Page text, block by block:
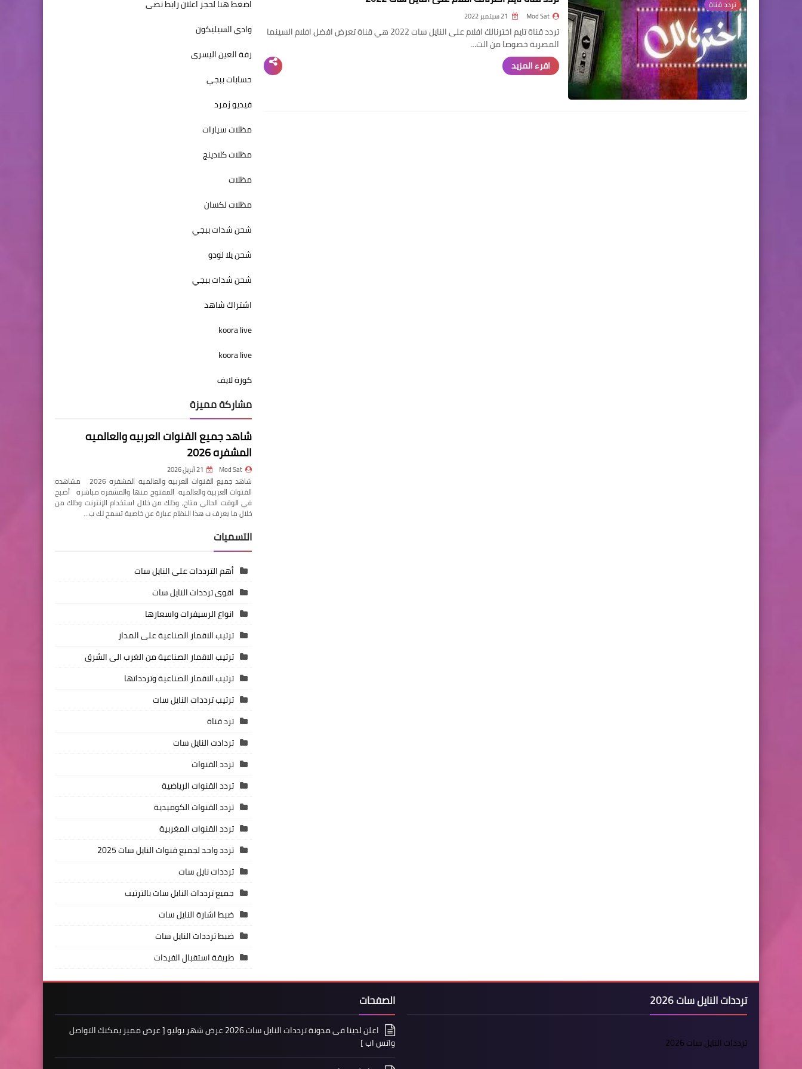
تردد قناة
Mod Sat
تردد قناة تايم اخترنالك افلام على النايل سات 2022 هي قناة تعرض افضل افلام السينما
المصرية خصوصا من الت…
اقرء المزيد
اضغط هنا لحجز اعلان رابط نصى
وادي السيليكون
رفة العين اليسرى
حسابات ببجي
فيديو زمرد
مظلات سيارات
مظلات كلادينج
مظلات
مظلات لكسان
شحن شدات ببجي
شحن يلا لودو
شحن شدات ببجي
اشتراك شاهد
koora live
koora live
كورة لايف
مشاركة مميزة
شاهد جميع القنوات العربيه والعالميه
المشفره 2026
Mod Sat 21 أبريل 2026
شاهد جميع القنوات العربيه والعالميه المشفره 2026 مشاهده
القنوات العربية والعالميه المفتوح منها والمشفره مباشره أصبح
في الوقت الحالي متاح، وذلك من خلال استخدام الإنترنت وذلك من
خلال ما يعرف ب هذا النظام عبارة عن خاصية تسمح لك ب…
التسميات
أهم الترددات على النايل سات
اقوى ترددات النايل سات
انواع الرسيفرات واسعارها
ترتيب الاقمار الصناعية على المدار
ترتيب الاقمار الصناعية من الغرب الى الشرق
ترتيب الاقمار الصناعية وتردداتها
ترتيب ترددات النايل سات
ترد قناة
تردادت النايل سات
تردد القنوات
تردد القنوات الرياضية
تردد القنوات الكوميدية
تردد القنوات المغربية
تردد واحد لجميع قنوات النايل سات 2025
ترددات نايل سات
جميع ترددات النايل سات بالترتيب
ضبط اشارة النايل سات
ضبط ترددات النايل سات
طريقة استقبال الفيدات
ترددات النايل سات 2026
ترددات النايل سات 2026
الصفحات
اعلن لدينا فى مدونة ترددات النايل سات 2026 عرض شهر يوليو [ عرض مميز يمكنك التواصل
واتس اب ]